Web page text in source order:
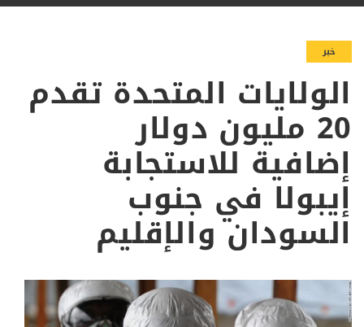
الرئيسية
خبر
الولايات المتحدة تقدم
20 مليون دولار
إضافية للاستجابة
إيبولا في جنوب
السودان والإقليم